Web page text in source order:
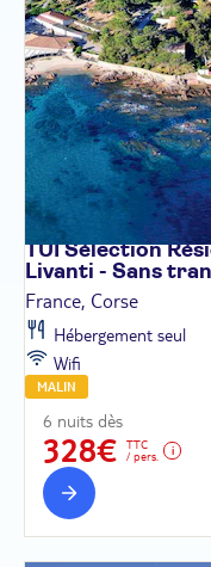
TUI Sélection
Livanti - Sans
France, Corse
Hébergement seul
Wifi
MALIN
6 nuits dès
328€
TTC
/ pers.